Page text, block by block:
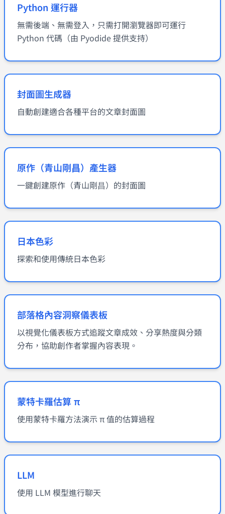
Python 運行器
無需後端、無需登入，只需打開瀏覽器即可運行
Python 代碼（由 Pyodide 提供支持）
封面圖生成器
自動創建適合各種平台的文章封面圖
原作（青山剛昌）產生器
一鍵創建原作（青山剛昌）的封面圖
日本色彩
探索和使用傳統日本色彩
部落格內容洞察儀表板
以視覺化儀表板方式追蹤文章成效、分享熱度與分類
分布，協助創作者掌握內容表現。
蒙特卡羅估算 π
使用蒙特卡羅方法演示 π 值的估算過程
LLM
使用 LLM 模型進行聊天